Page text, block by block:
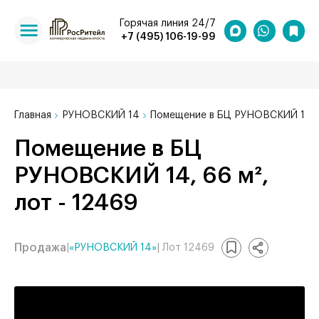
+7 (495) 106-19-99
Горячая линия 24/7
Главная РУНОВСКИЙ 14 Помещение в БЦ РУНОВСКИЙ 14,
Помещение в БЦ
РУНОВСКИЙ 14, 66 м²,
лот - 12469
Продажа «РУНОВСКИЙ 14» | Лот 12469